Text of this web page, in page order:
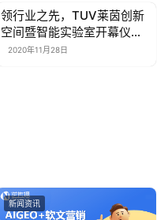
新闻资讯
领行业之先，TUV莱茵创新
空间暨智能实验室开幕仪式
在沪举行
2020年11月28日
新闻资讯